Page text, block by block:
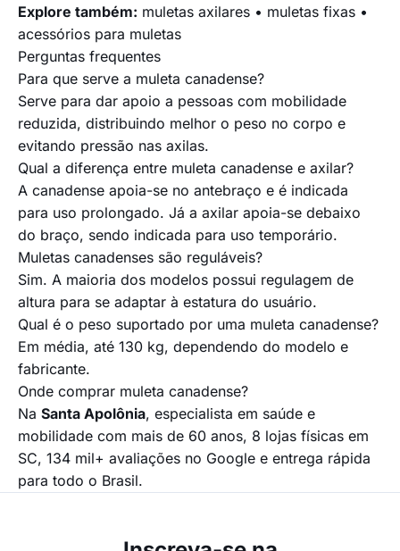
Explore também: muletas axilares • muletas fixas •
acessórios para muletas
Perguntas frequentes
Para que serve a muleta canadense?
Serve para dar apoio a pessoas com mobilidade
reduzida, distribuindo melhor o peso no corpo e
evitando pressão nas axilas.
Qual a diferença entre muleta canadense e axilar?
A canadense apoia-se no antebraço e é indicada
para uso prolongado. Já a axilar apoia-se debaixo
do braço, sendo indicada para uso temporário.
Muletas canadenses são reguláveis?
Sim. A maioria dos modelos possui regulagem de
altura para se adaptar à estatura do usuário.
Qual é o peso suportado por uma muleta canadense?
Em média, até 130 kg, dependendo do modelo e
fabricante.
Onde comprar muleta canadense?
Na Santa Apolônia, especialista em saúde e
mobilidade com mais de 60 anos, 8 lojas físicas em
SC, 134 mil+ avaliações no Google e entrega rápida
para todo o Brasil.